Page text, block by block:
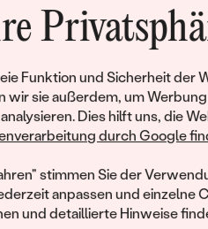
Funktion und Sicherheit der
sie außerdem, um Werbung
Dies hilft uns, die
durch Google
stimmen Sie der
anpassen und einzelne
und detaillierte Hinweise
FARBE:
FORM:
SCHLIFF:
HERKUNFT:
Nebensteine
TYP:
ANZAHL:
Werden Sie Teil
und entdecken Sie die
gefertigten Schmucks
Ihren ersten